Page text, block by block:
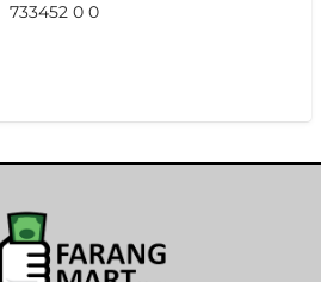
733452 0 0